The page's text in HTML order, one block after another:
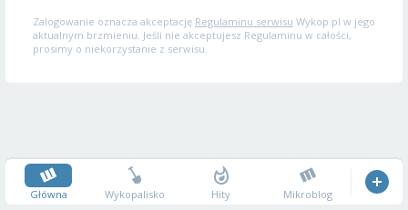
Zalogowanie oznacza akceptację Regulaminu serwisu Wykop.pl w jego
aktualnym brzmieniu. Jeśli nie akceptujesz Regulaminu w całości,
prosimy o niekorzystanie z serwisu.
Główna Wykopalisko Hity Mikroblog